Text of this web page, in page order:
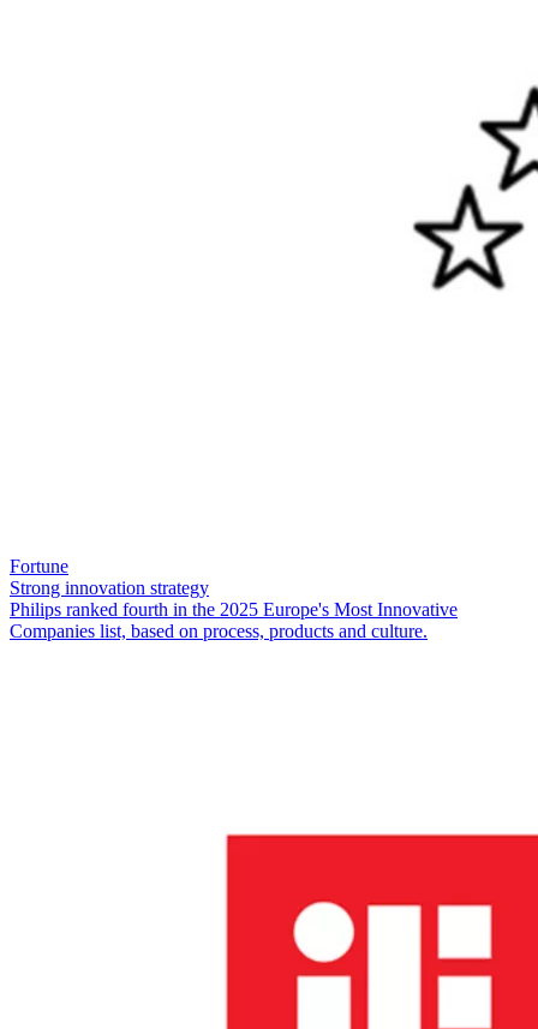
Fortune
Strong innovation strategy
Philips ranked fourth in the 2025 Europe's Most Innovative
Companies list, based on process, products and culture.